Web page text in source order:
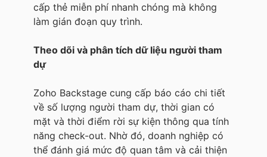
cấp thẻ miễn phí nhanh chóng mà không
làm gián đoạn quy trình.
Theo dõi và phân tích dữ liệu người tham
dự
Zoho Backstage cung cấp báo cáo chi tiết
về số lượng người tham dự, thời gian có
mặt và thời điểm rời sự kiện thông qua tính
năng check-out. Nhờ đó, doanh nghiệp có
thể đánh giá mức độ quan tâm và cải thiện